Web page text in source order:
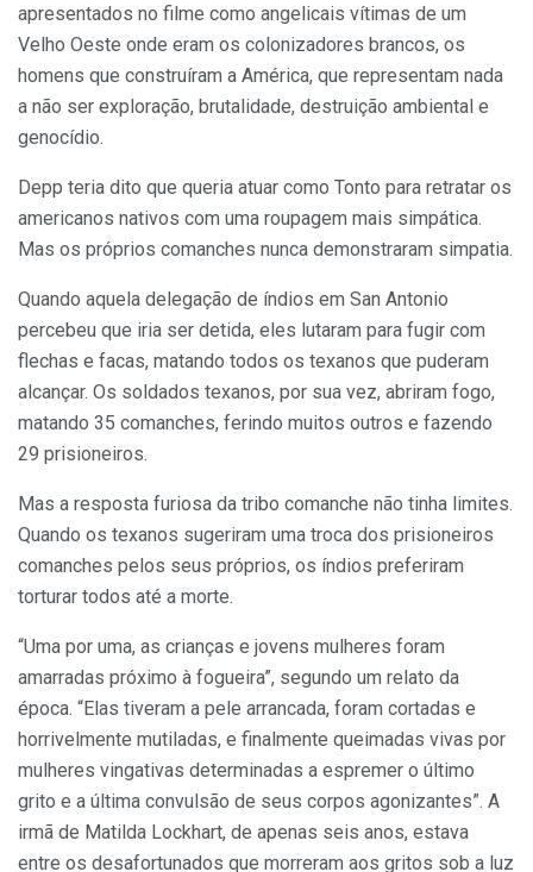
apresentados no filme como angelicais vítimas de um
Velho Oeste onde eram os colonizadores brancos, os
homens que construíram a América, que representam nada
a não ser exploração, brutalidade, destruição ambiental e
genocídio.
Depp teria dito que queria atuar como Tonto para retratar os
americanos nativos com uma roupagem mais simpática.
Mas os próprios comanches nunca demonstraram simpatia.
Quando aquela delegação de índios em San Antonio
percebeu que iria ser detida, eles lutaram para fugir com
flechas e facas, matando todos os texanos que puderam
alcançar. Os soldados texanos, por sua vez, abriram fogo,
matando 35 comanches, ferindo muitos outros e fazendo
29 prisioneiros.
Mas a resposta furiosa da tribo comanche não tinha limites.
Quando os texanos sugeriram uma troca dos prisioneiros
comanches pelos seus próprios, os índios preferiram
torturar todos até a morte.
“Uma por uma, as crianças e jovens mulheres foram
amarradas próximo à fogueira”, segundo um relato da
época. “Elas tiveram a pele arrancada, foram cortadas e
horrivelmente mutiladas, e finalmente queimadas vivas por
mulheres vingativas determinadas a espremer o último
grito e a última convulsão de seus corpos agonizantes”. A
irmã de Matilda Lockhart, de apenas seis anos, estava
entre os desafortunados que morreram aos gritos sob a luz